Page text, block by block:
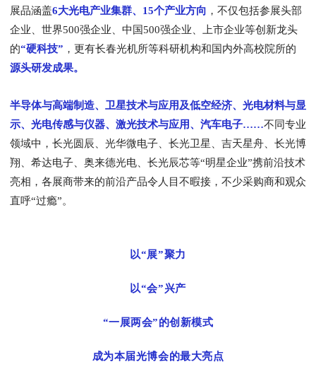
展品涵盖6大光电产业集群、15个产业方向 ，不仅包括参展头部
企业、世界500强企业、中国500强企业、上市企业等创新龙头
的“硬科技” ，更有长春光机所等科研机构和国内外高校院所的
源头研发成果。
半导体与高端制造、卫星技术与应用及低空经济、光电材料与显
示、光电传感与仪器、激光技术与应用、汽车电子……不同专业
领域中，长光圆辰、光华微电子、长光卫星、吉天星舟、长光博
翔、希达电子、奥来德光电、长光辰芯等“明星企业”携前沿技术
亮相，各展商带来的前沿产品令人目不暇接，不少采购商和观众
直呼“过瘾”。
以“展”聚力
以“会”兴产
“一展两会”的创新模式
成为本届光博会的最大亮点